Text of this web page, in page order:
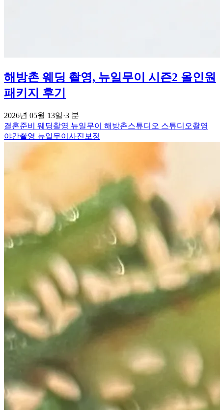
해방촌 웨딩 촬영, 뉴일무이 시즌2 올인원
패키지 후기
2026년 05월 13일·3 분
결혼준비 웨딩촬영 뉴일무이 해방촌스튜디오 스튜디오촬영
야간촬영 뉴일무이사진보정